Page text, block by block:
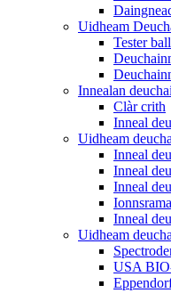
Uidheam
Tester
Innealan
Clàr crith
Inneal
Uidheam
Inneal
Inneal
Inneal
Inneal
Uidheam
USA